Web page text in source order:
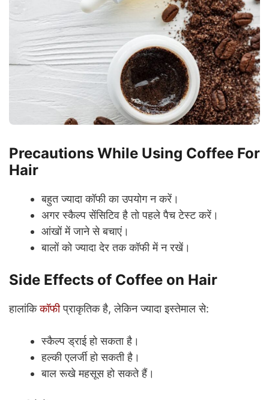
Precautions While Using Coffee For
Hair
बहुत ज्यादा कॉफी का उपयोग न करें।
अगर स्कैल्प सेंसिटिव है तो पहले पैच टेस्ट करें।
आंखों में जाने से बचाएं।
बालों को ज्यादा देर तक कॉफी में न रखें।
Side Effects of Coffee on Hair
हालांकिकॉफीप्राकृतिक है, लेकिन ज्यादा इस्तेमाल से:
स्कैल्प ड्राई हो सकता है।
हल्की एलर्जी हो सकती है।
बाल रूखे महसूस हो सकते हैं।